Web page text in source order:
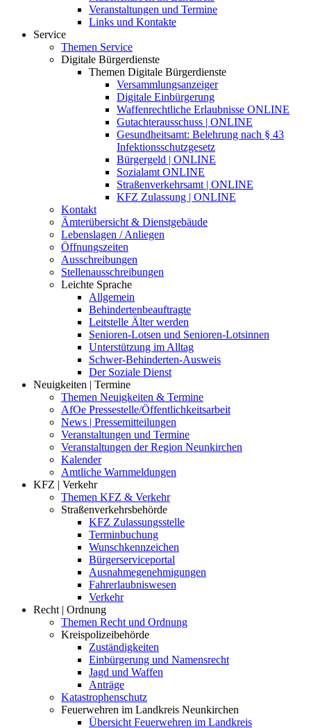
Veranstaltungen und Termine
Links und Kontakte
Service
Themen Service
Digitale Bürgerdienste
Themen Digitale Bürgerdienste
Versammlungsanzeiger
Digitale Einbürgerung
Waffenrechtliche Erlaubnisse ONLINE
Gutachterausschuss | ONLINE
Gesundheitsamt: Belehrung nach § 43
Infektionsschutzgesetz
Bürgergeld | ONLINE
Sozialamt ONLINE
Straßenverkehrsamt | ONLINE
KFZ Zulassung | ONLINE
Kontakt
Ämterübersicht & Dienstgebäude
Lebenslagen / Anliegen
Öffnungszeiten
Ausschreibungen
Stellenausschreibungen
Leichte Sprache
Allgemein
Behindertenbeauftragte
Leitstelle Älter werden
Senioren-Lotsen und Senioren-Lotsinnen
Unterstützung im Alltag
Schwer-Behinderten-Ausweis
Der Soziale Dienst
Neuigkeiten | Termine
Themen Neuigkeiten & Termine
AfOe Pressestelle/Öffentlichkeitsarbeit
News | Pressemitteilungen
Veranstaltungen und Termine
Veranstaltungen der Region Neunkirchen
Kalender
Amtliche Warnmeldungen
KFZ | Verkehr
Themen KFZ & Verkehr
Straßenverkehrsbehörde
KFZ Zulassungsstelle
Terminbuchung
Wunschkennzeichen
Bürgerserviceportal
Ausnahmegenehmigungen
Fahrerlaubniswesen
Verkehr
Recht | Ordnung
Themen Recht und Ordnung
Kreispolizeibehörde
Zuständigkeiten
Einbürgerung und Namensrecht
Jagd und Waffen
Anträge
Katastrophenschutz
Feuerwehren im Landkreis Neunkirchen
Übersicht Feuerwehren im Landkreis